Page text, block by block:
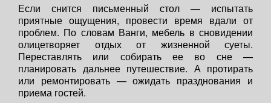
Если снится письменный стол — испытать
приятные ощущения, провести время вдали от
проблем. По словам Ванги, мебель в сновидении
олицетворяет отдых от жизненной суеты.
Переставлять или собирать ее во сне —
планировать дальнее путешествие. А протирать
или ремонтировать — ожидать празднования и
приема гостей.